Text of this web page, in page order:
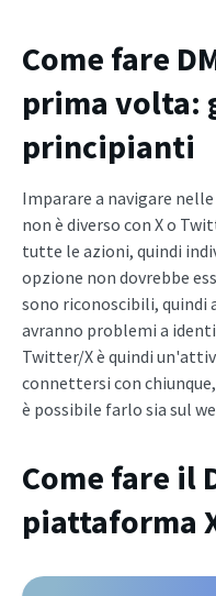
Come fare
prima volta:
principianti
Imparare a navigare
non è diverso con X o
tutte le azioni, quindi
opzione non dovrebbe
sono riconoscibili, quindi
avranno problemi a
Twitter/X è quindi
connettersi con
è possibile farlo sia sul
Come fare il
piattaforma